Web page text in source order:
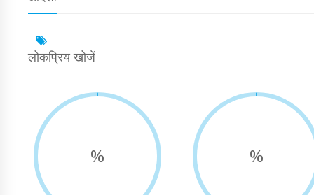
लोकप्रिय खोजें
% %